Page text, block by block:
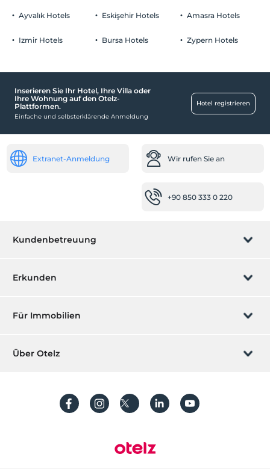
Ayvalık Hotels
Izmir Hotels
Eskişehir Hotels
Bursa Hotels
Amasra Hotels
Zypern Hotels
Inserieren Sie Ihr Hotel, Ihre Villa oder
Ihre Wohnung auf den Otelz-
Plattformen.
Einfache und selbsterklärende Anmeldung
Hotel registrieren
Extranet-Anmeldung Wir rufen Sie an
+90 850 333 0 220
Kundenbetreuung
Buchung verwalten
Häufig gestellte Fragen
Erkunden
Geschenkgutschein
Konto erstellen
Für Immobilien
Ihr Hotel auflisten
Über Otelz
Bedingungen und Konditionen